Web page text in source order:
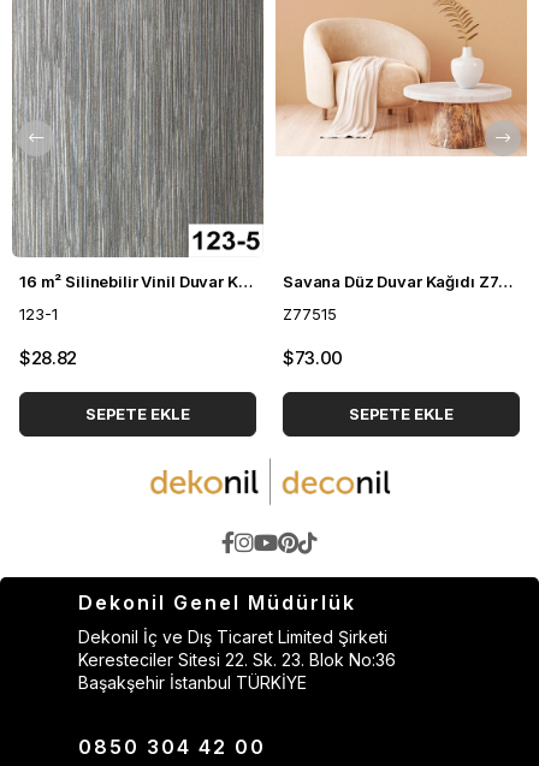
16 m² Silinebilir Vinil Duvar Kağıdı DH-123
123-1
$28.82
SEPETE EKLE
Savana Düz Duvar Kağıdı Z77515
Z77515
$73.00
SEPETE EKLE
Dekonil Genel Müdürlük
Dekonil İç ve Dış Ticaret Limited Şirketi
Keresteciler Sitesi 22. Sk. 23. Blok No:36
Başakşehir İstanbul TÜRKİYE
0850 304 42 00